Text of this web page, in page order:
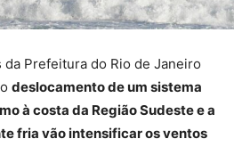
da Prefeitura do Rio de Janeiro
deslocamento de um sistema
à costa da Região Sudeste e a
fria vão intensificar os ventos